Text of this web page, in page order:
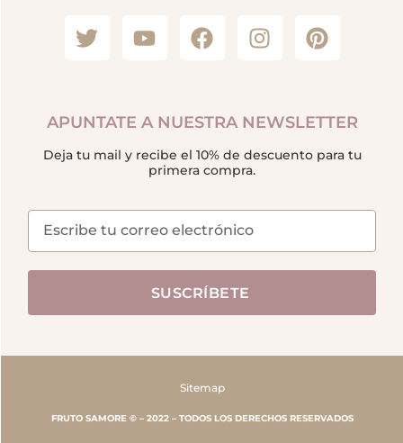
APUNTATE A NUESTRA NEWSLETTER
Deja tu mail y recibe el 10% de descuento para tu
primera compra.
SUSCRÍBETE
Sitemap
FRUTO SAMORE © – 2022 – TODOS LOS DERECHOS RESERVADOS